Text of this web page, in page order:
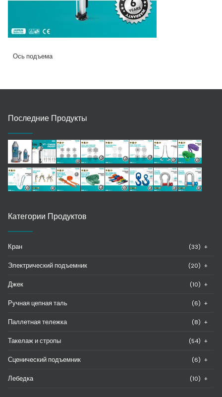
Ось подъема
Последние Продукты
Категории Продуктов
Кран (33) +
Электрический подъемник (20) +
Джек (10) +
Ручная цепная таль (6) +
Паллетная тележка (8) +
Такелаж и стропы (54) +
Сценический подъемник (6) +
Лебедка (10) +